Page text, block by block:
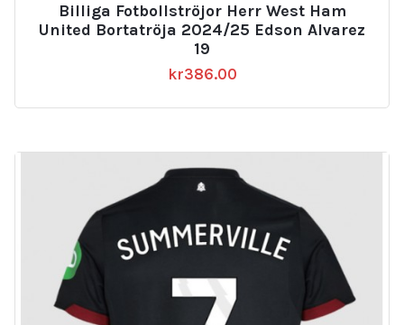
Billiga Fotbollströjor Herr West Ham
United Bortatröja 2024/25 Edson Alvarez
19
kr386.00